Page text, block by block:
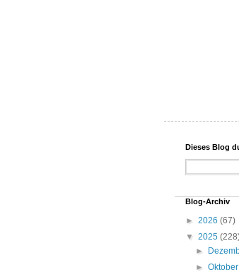
Dieses Blog
Blog-Archiv
► 2026 (67)
▼ 2025
►
►